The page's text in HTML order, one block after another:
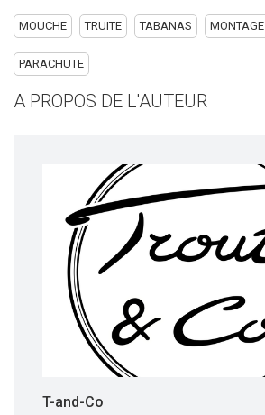
MOUCHE TRUITE TABANAS
PARACHUTE
A PROPOS DE L'AUTEUR
T-and-Co